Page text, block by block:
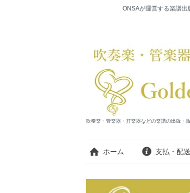
ONSAが運営する楽譜出
吹奏楽・管楽器・打楽器などの楽譜の出版
ホーム 支払・配